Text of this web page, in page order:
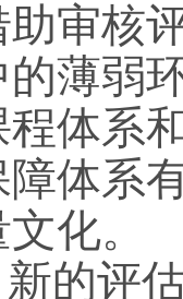
助审核
的薄弱
程体系
障体系
化。
新的评